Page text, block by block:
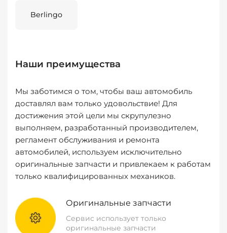
Berlingo
Наши преимущества
Мы заботимся о том, чтобы ваш автомобиль
доставлял вам только удовольствие! Для
достижения этой цели мы скрупулезно
выполняем, разработанный производителем,
регламент обслуживания и ремонта
автомобилей, используем исключительно
оригинальные запчасти и привлекаем к работам
только квалифицированных механиков.
Оригинальные запчасти
Сервис использует только
оригинальные запчасти